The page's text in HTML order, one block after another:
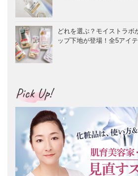
どれを選ぶ？モイストラボ
ップ下地が登場！全5アイ
Pick Up!